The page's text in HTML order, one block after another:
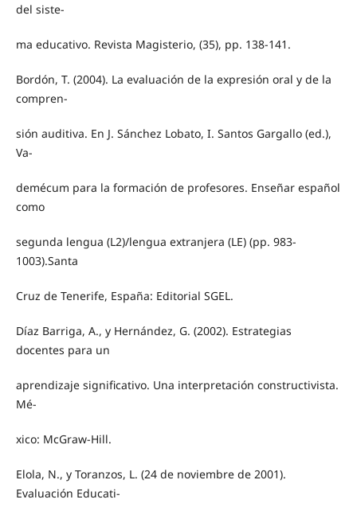
del siste-
ma educativo. Revista Magisterio, (35), pp. 138-141.
Bordón, T. (2004). La evaluación de la expresión oral y de la
compren-
sión auditiva. En J. Sánchez Lobato, I. Santos Gargallo (ed.),
Va-
demécum para la formación de profesores. Enseñar español
como
segunda lengua (L2)/lengua extranjera (LE) (pp. 983-
1003).Santa
Cruz de Tenerife, España: Editorial SGEL.
Díaz Barriga, A., y Hernández, G. (2002). Estrategias
docentes para un
aprendizaje significativo. Una interpretación constructivista.
Mé-
xico: McGraw-Hill.
Elola, N., y Toranzos, L. (24 de noviembre de 2001).
Evaluación Educati-